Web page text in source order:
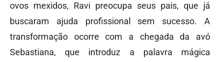
ovos mexidos, Ravi preocupa seus pais, que já
buscaram ajuda profissional sem sucesso. A
transformação ocorre com a chegada da avó
Sebastiana, que introduz a palavra mágica